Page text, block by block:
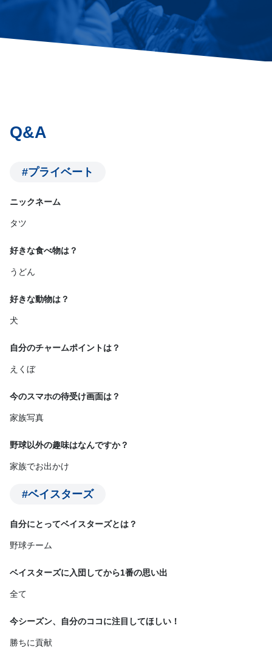
Q&A
#プライベート
ニックネーム
タツ
好きな食べ物は？
うどん
好きな動物は？
犬
自分のチャームポイントは？
えくぼ
今のスマホの待受け画面は？
家族写真
野球以外の趣味はなんですか？
家族でお出かけ
#ベイスターズ
自分にとってベイスターズとは？
野球チーム
ベイスターズに入団してから1番の思い出
全て
今シーズン、自分のココに注目してほしい！
勝ちに貢献